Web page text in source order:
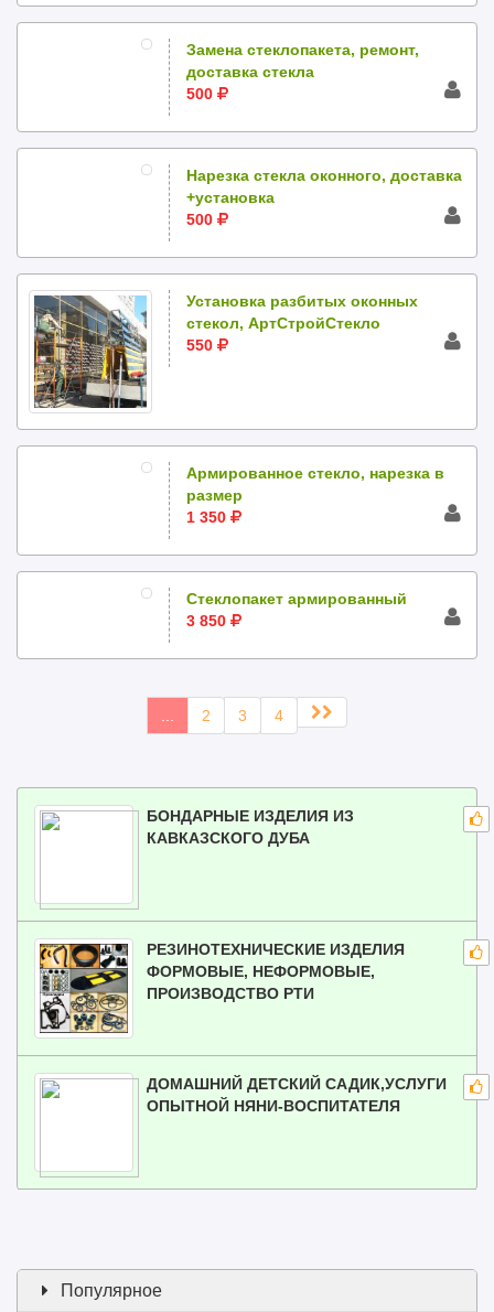
Замена стеклопакета, ремонт,
доставка стекла
500
Нарезка стекла оконного, доставка
+установка
500
Установка разбитых оконных
стекол, АртСтройСтекло
550
Армированное стекло, нарезка в
размер
1 350
Стеклопакет армированный
3 850
2 3 4
БОНДАРНЫЕ ИЗДЕЛИЯ ИЗ
КАВКАЗСКОГО ДУБА
РЕЗИНОТЕХНИЧЕСКИЕ ИЗДЕЛИЯ
ФОРМОВЫЕ, НЕФОРМОВЫЕ,
ПРОИЗВОДСТВО РТИ
ДОМАШНИЙ ДЕТСКИЙ САДИК,УСЛУГИ
ОПЫТНОЙ НЯНИ-ВОСПИТАТЕЛЯ
Популярное